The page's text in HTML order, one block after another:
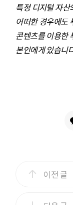
특정 디지털 자산
어떠한 경우에도
콘텐츠를 이용한
본인에게 있습니
이전 글